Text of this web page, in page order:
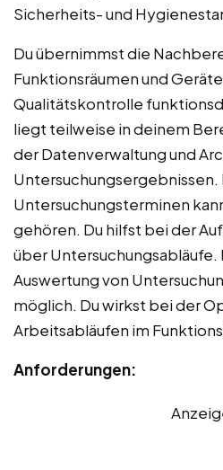
Sicherheits- und
Du übernimmst die
Funktionsräumen und
Qualitätskontrolle
liegt teilweise in deinem
der Datenverwaltung und
Untersuchungsterminen
gehören. Du hilfst bei der
über Untersuchungsabläufe.
Auswertung von
möglich. Du wirkst bei der
Arbeitsabläufen im
Anforderungen: